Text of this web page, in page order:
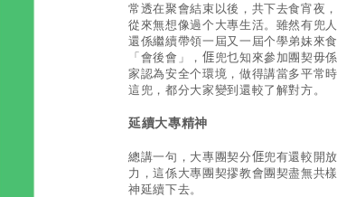
常透在聚會結束以後，共下去食宵夜
從來無想像過个大專生活。雖然有兜
還係繼續帶領一屆又一屆个學弟妹來
「會後會」，𠊎兜乜知來參加團契毋
家認為安全个環境，做得講當多平常
這兜，都分大家變到還較了解對方。
延續大專精神
總講一句，大專團契分𠊎兜有還較開
力，這係大專團契摎教會團契盡無共
神延續下去。